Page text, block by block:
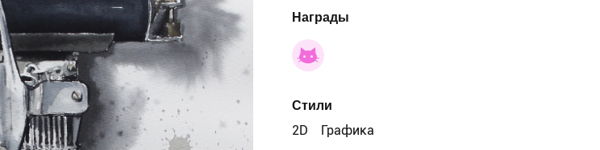
Награды
Стили
2D
Графика